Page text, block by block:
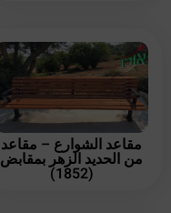
مقاعد الشوارع – مقاعد
من الحديد الزهر بمقابض
(1852)